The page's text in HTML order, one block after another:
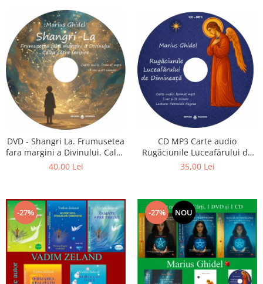
DVD - Shangri La. Frumusetea
fara margini a Divinului. Calea
catre fericire
40,00 Lei
CD MP3 Carte audio
Rugăciunile Luceafărului de
dimineață
35,00 Lei
-27% -27% NOU